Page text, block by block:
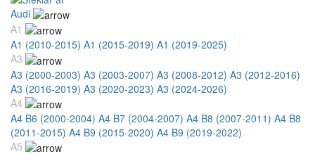
Audi
A1
A1 (2010-2015) A1 (2015-2019) A1 (2019-2025)
A3
A3 (2000-2003) A3 (2003-2007) A3 (2008-2012) A3 (2012-2016)
A3 (2016-2019) A3 (2020-2023) A3 (2024-2026)
A4
A4 B6 (2000-2004) A4 B7 (2004-2007) A4 B8 (2007-2011) A4 B8
(2011-2015) A4 B9 (2015-2020) A4 B9 (2019-2022)
A5